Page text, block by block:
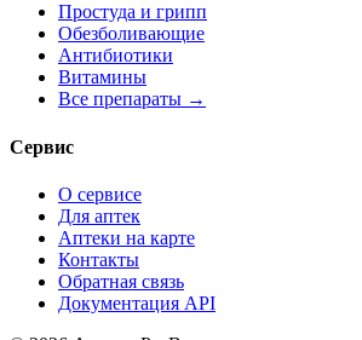
Простуда и грипп
Обезболивающие
Антибиотики
Витамины
Все препараты →
Сервис
О сервисе
Для аптек
Аптеки на карте
Контакты
Обратная связь
Документация API